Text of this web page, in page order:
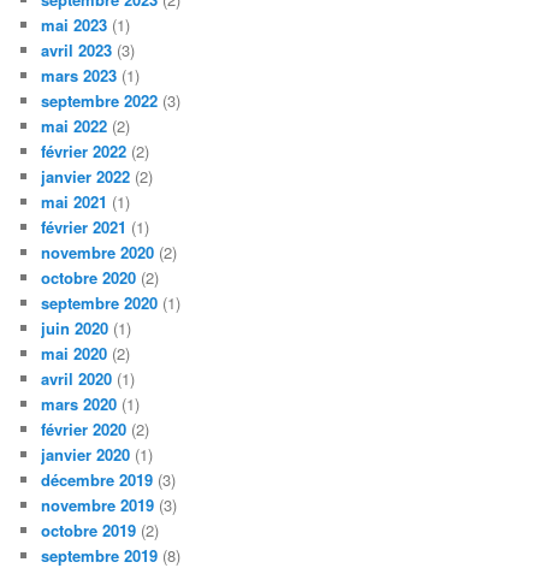
mai 2023 (1)
avril 2023 (3)
mars 2023 (1)
septembre 2022 (3)
mai 2022 (2)
février 2022 (2)
janvier 2022 (2)
mai 2021 (1)
février 2021 (1)
novembre 2020 (2)
octobre 2020 (2)
septembre 2020 (1)
juin 2020 (1)
mai 2020 (2)
avril 2020 (1)
mars 2020 (1)
février 2020 (2)
janvier 2020 (1)
décembre 2019 (3)
novembre 2019 (3)
octobre 2019 (2)
septembre 2019 (8)